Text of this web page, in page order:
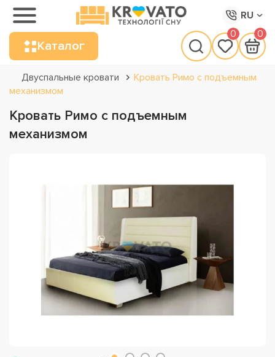
RU
Каталог
0 0
Двуспальные кровати
Кровать Римо с подъемным
механизмом
Кровать Римо с подъемным
механизмом